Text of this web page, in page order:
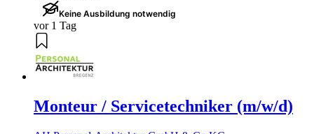
Keine Ausbildung notwendig
vor 1 Tag
Monteur / Servicetechniker (m/w/d)